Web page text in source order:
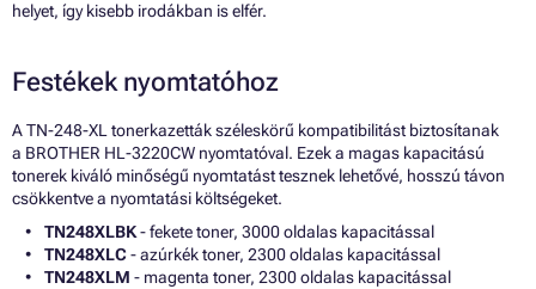
helyet, így kisebb irodákban is elfér.
Festékek nyomtatóhoz
A TN-248-XL tonerkazetták széleskörű kompatibilitást biztosítanak
a BROTHER HL-3220CW nyomtatóval. Ezek a magas kapacitású
tonerek kiváló minőségű nyomtatást tesznek lehetővé, hosszú távon
csökkentve a nyomtatási költségeket.
TN248XLBK- fekete toner, 3000 oldalas kapacitással
TN248XLC - azúrkék toner, 2300 oldalas kapacitással
TN248XLM - magenta toner, 2300 oldalas kapacitással